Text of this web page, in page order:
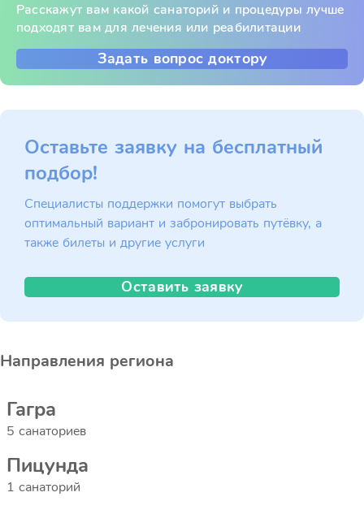
Расскажут вам какой санаторий и процедуры лучше
подходят вам для лечения или реабилитации
Задать вопрос доктору
Оставьте заявку на бесплатный
подбор!
Специалисты поддержки помогут выбрать
оптимальный вариант и забронировать путёвку, а
также билеты и другие услуги
Оставить заявку
Направления региона
Гагра
5 санаториев
Пицунда
1 санаторий